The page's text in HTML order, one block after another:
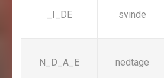
_I_DE svinde
N_D_A_E nedtage